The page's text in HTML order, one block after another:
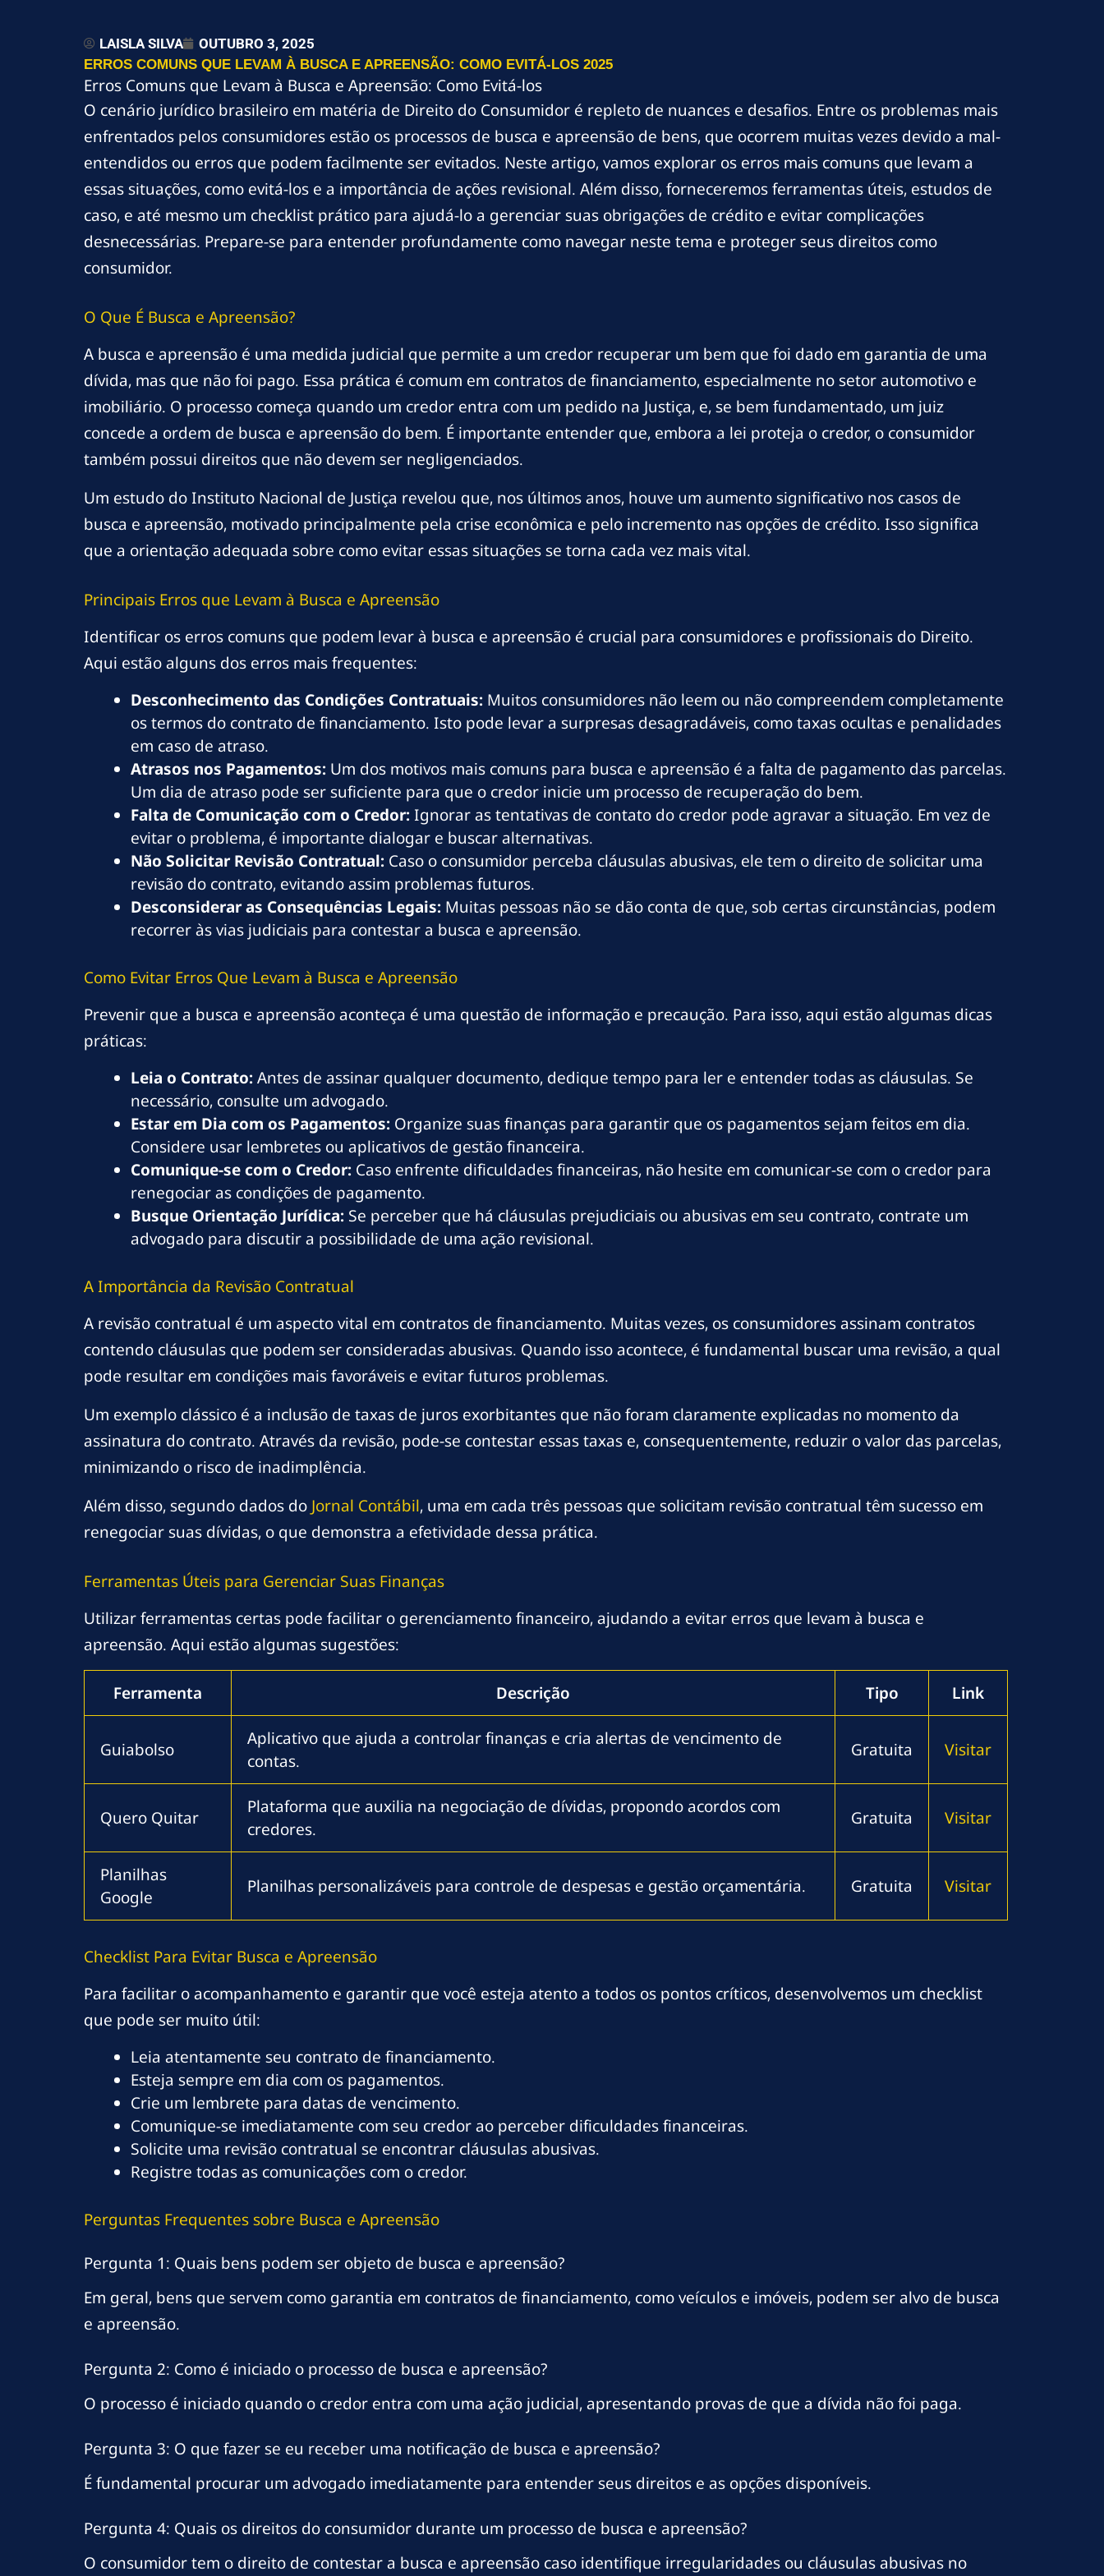
LAISLA SILVA OUTUBRO 3, 2025
ERROS COMUNS QUE LEVAM À BUSCA E APREENSÃO: COMO EVITÁ-LOS 2025
Erros Comuns que Levam à Busca e Apreensão: Como Evitá-los
O cenário jurídico brasileiro em matéria de Direito do Consumidor é repleto de nuances e desafios. Entre os problemas mais
enfrentados pelos consumidores estão os processos de busca e apreensão de bens, que ocorrem muitas vezes devido a mal-
entendidos ou erros que podem facilmente ser evitados. Neste artigo, vamos explorar os erros mais comuns que levam a
essas situações, como evitá-los e a importância de ações revisional. Além disso, forneceremos ferramentas úteis, estudos de
caso, e até mesmo um checklist prático para ajudá-lo a gerenciar suas obrigações de crédito e evitar complicações
desnecessárias. Prepare-se para entender profundamente como navegar neste tema e proteger seus direitos como
consumidor.
O Que É Busca e Apreensão?
A busca e apreensão é uma medida judicial que permite a um credor recuperar um bem que foi dado em garantia de uma
dívida, mas que não foi pago. Essa prática é comum em contratos de financiamento, especialmente no setor automotivo e
imobiliário. O processo começa quando um credor entra com um pedido na Justiça, e, se bem fundamentado, um juiz
concede a ordem de busca e apreensão do bem. É importante entender que, embora a lei proteja o credor, o consumidor
também possui direitos que não devem ser negligenciados.
Um estudo do Instituto Nacional de Justiça revelou que, nos últimos anos, houve um aumento significativo nos casos de
busca e apreensão, motivado principalmente pela crise econômica e pelo incremento nas opções de crédito. Isso significa
que a orientação adequada sobre como evitar essas situações se torna cada vez mais vital.
Principais Erros que Levam à Busca e Apreensão
Identificar os erros comuns que podem levar à busca e apreensão é crucial para consumidores e profissionais do Direito.
Aqui estão alguns dos erros mais frequentes:
Desconhecimento das Condições Contratuais: Muitos consumidores não leem ou não compreendem completamente
os termos do contrato de financiamento. Isto pode levar a surpresas desagradáveis, como taxas ocultas e penalidades
em caso de atraso.
Atrasos nos Pagamentos: Um dos motivos mais comuns para busca e apreensão é a falta de pagamento das parcelas.
Um dia de atraso pode ser suficiente para que o credor inicie um processo de recuperação do bem.
Falta de Comunicação com o Credor: Ignorar as tentativas de contato do credor pode agravar a situação. Em vez de
evitar o problema, é importante dialogar e buscar alternativas.
Não Solicitar Revisão Contratual: Caso o consumidor perceba cláusulas abusivas, ele tem o direito de solicitar uma
revisão do contrato, evitando assim problemas futuros.
Desconsiderar as Consequências Legais: Muitas pessoas não se dão conta de que, sob certas circunstâncias, podem
recorrer às vias judiciais para contestar a busca e apreensão.
Como Evitar Erros Que Levam à Busca e Apreensão
Prevenir que a busca e apreensão aconteça é uma questão de informação e precaução. Para isso, aqui estão algumas dicas
práticas:
Leia o Contrato:Antes de assinar qualquer documento, dedique tempo para ler e entender todas as cláusulas. Se
necessário, consulte um advogado.
Estar em Dia com os Pagamentos: Organize suas finanças para garantir que os pagamentos sejam feitos em dia.
Considere usar lembretes ou aplicativos de gestão financeira.
Comunique-se com o Credor: Caso enfrente dificuldades financeiras, não hesite em comunicar-se com o credor para
renegociar as condições de pagamento.
Busque Orientação Jurídica: Se perceber que há cláusulas prejudiciais ou abusivas em seu contrato, contrate um
advogado para discutir a possibilidade de uma ação revisional.
A Importância da Revisão Contratual
A revisão contratual é um aspecto vital em contratos de financiamento. Muitas vezes, os consumidores assinam contratos
contendo cláusulas que podem ser consideradas abusivas. Quando isso acontece, é fundamental buscar uma revisão, a qual
pode resultar em condições mais favoráveis e evitar futuros problemas.
Um exemplo clássico é a inclusão de taxas de juros exorbitantes que não foram claramente explicadas no momento da
assinatura do contrato. Através da revisão, pode-se contestar essas taxas e, consequentemente, reduzir o valor das parcelas,
minimizando o risco de inadimplência.
Além disso, segundo dados do Jornal Contábil, uma em cada três pessoas que solicitam revisão contratual têm sucesso em
renegociar suas dívidas, o que demonstra a efetividade dessa prática.
Ferramentas Úteis para Gerenciar Suas Finanças
Utilizar ferramentas certas pode facilitar o gerenciamento financeiro, ajudando a evitar erros que levam à busca e
apreensão. Aqui estão algumas sugestões:
Ferramenta Descrição Tipo Link
Guiabolso
Aplicativo que ajuda a controlar finanças e cria alertas de vencimento de
contas.
Gratuita Visitar
Quero Quitar
Plataforma que auxilia na negociação de dívidas, propondo acordos com
credores.
Gratuita Visitar
Planilhas
Google
Planilhas personalizáveis para controle de despesas e gestão orçamentária. Gratuita Visitar
Checklist Para Evitar Busca e Apreensão
Para facilitar o acompanhamento e garantir que você esteja atento a todos os pontos críticos, desenvolvemos um checklist
que pode ser muito útil:
Leia atentamente seu contrato de financiamento.
Esteja sempre em dia com os pagamentos.
Crie um lembrete para datas de vencimento.
Comunique-se imediatamente com seu credor ao perceber dificuldades financeiras.
Solicite uma revisão contratual se encontrar cláusulas abusivas.
Registre todas as comunicações com o credor.
Perguntas Frequentes sobre Busca e Apreensão
Pergunta 1: Quais bens podem ser objeto de busca e apreensão?
Em geral, bens que servem como garantia em contratos de financiamento, como veículos e imóveis, podem ser alvo de busca
e apreensão.
Pergunta 2: Como é iniciado o processo de busca e apreensão?
O processo é iniciado quando o credor entra com uma ação judicial, apresentando provas de que a dívida não foi paga.
Pergunta 3: O que fazer se eu receber uma notificação de busca e apreensão?
É fundamental procurar um advogado imediatamente para entender seus direitos e as opções disponíveis.
Pergunta 4: Quais os direitos do consumidor durante um processo de busca e apreensão?
O consumidor tem o direito de contestar a busca e apreensão caso identifique irregularidades ou cláusulas abusivas no